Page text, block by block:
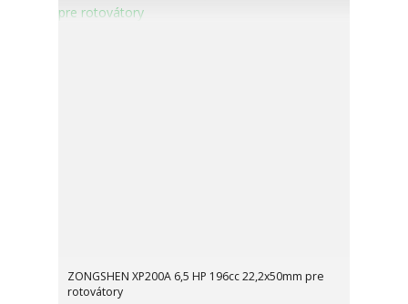
ZONGSHEN XP200A 6,5 HP 196cc 22,2x50mm pre
rotovátory